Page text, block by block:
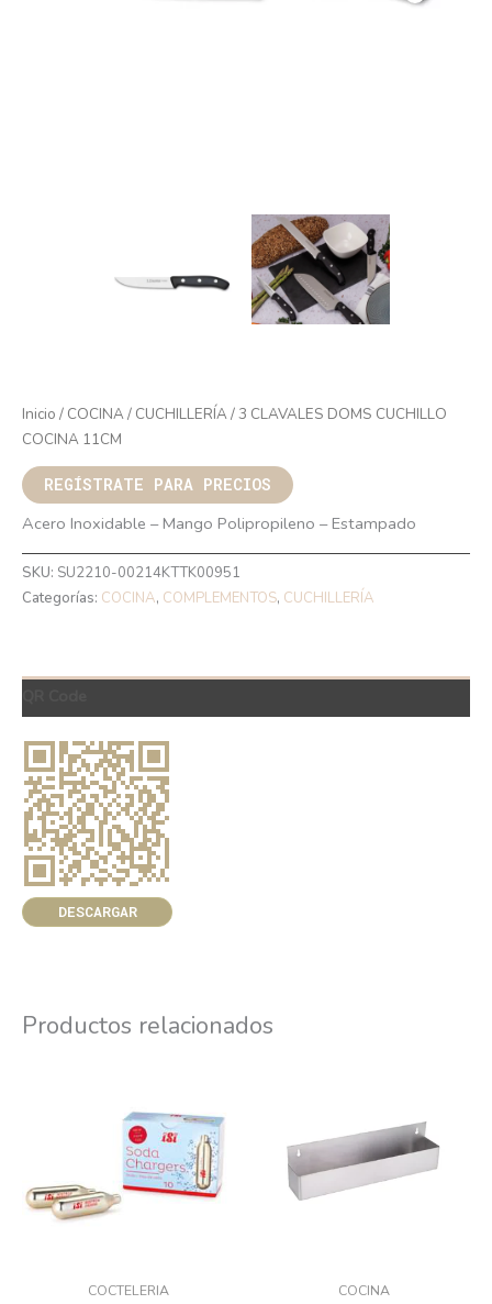
Inicio / COCINA/ CUCHILLERÍA/ 3 CLAVALES DOMS CUCHILLO
COCINA 11CM
REGÍSTRATE PARA PRECIOS
Acero Inoxidable – Mango Polipropileno – Estampado
SKU: SU2210-00214KTTK00951
Categorías: COCINA, COMPLEMENTOS, CUCHILLERÍA
DESCARGAR
Productos relacionados
COCTELERIA COCINA